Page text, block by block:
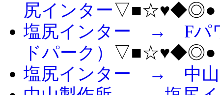
尻インター▽■☆♥◆◎●
塩尻インター → Fパ
ドパーク） ▽■☆♥◆◎●
塩尻インター → 中山